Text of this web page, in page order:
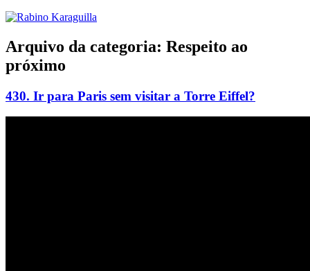
Arquivo da categoria: Respeito ao
próximo
430. Ir para Paris sem visitar a Torre Eiffel?